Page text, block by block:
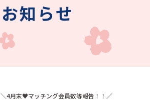
お知らせ
＼4月末♥マッチング会員数等報告！！／